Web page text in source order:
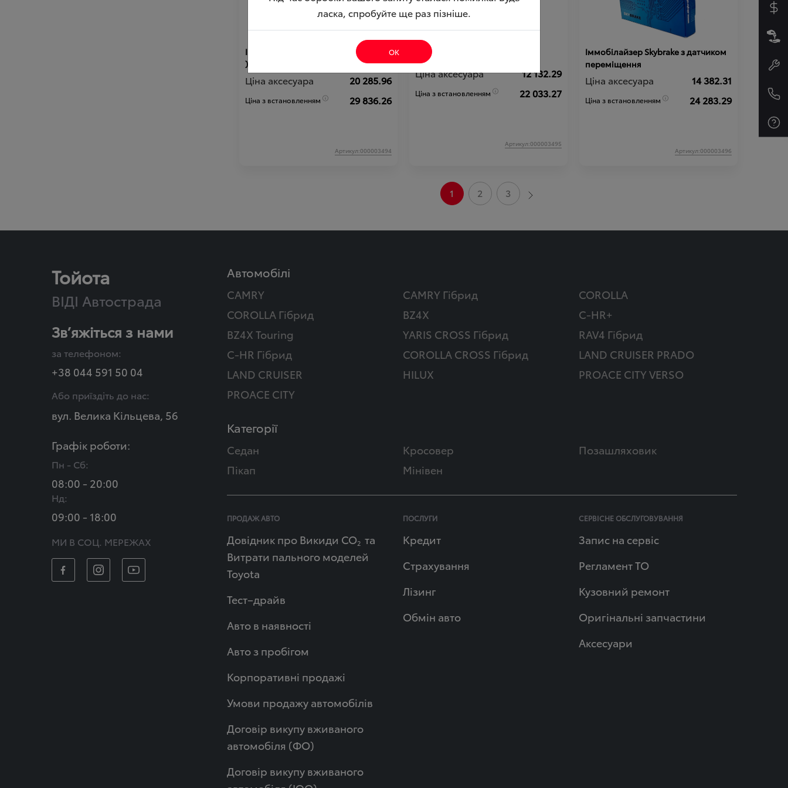
Iммобiлайзер SEO CANblu ( 2 мітка
)
Ціна аксесуара 20 285.96
Ціна з встановленням 29 836.26
Артикул:000003494
Іммобілайзер Skybrake
Ціна аксесуара 12 132.29
Ціна з встановленням 22 033.27
Артикул:000003495
Іммобілайзер Skybrake з датчиком
переміщення
Ціна аксесуара 14 382.31
Ціна з встановленням 24 283.29
Артикул:000003496
1 2 3
Тойота
ВІДІ Автострада
Зв’яжіться з нами
за телефоном:
+38 044 591 50 04
Або приїздіть до нас:
вул. Велика Кільцева, 56
Графік роботи:
Пн - Сб:
08:00 - 20:00
Нд:
09:00 - 18:00
МИ В СОЦ. МЕРЕЖАХ
Автомобілі
CAMRY CAMRY Гібрид
COROLLA
COROLLA Гібрид
BZ4X
C-HR+
BZ4X Touring
YARIS CROSS Гібрид
RAV4 Гібрид
C-HR Гібрид
COROLLA CROSS Гібрид
LAND CRUISER PRADO
LAND CRUISER
HILUX
PROACE CITY VERSO
PROACE CITY
Категорії
Седан Кросовер
Позашляховик
Пікап
Мінівен
ПРОДАЖ АВТО
Довідник про Викиди СО2 та
Витрати пального моделей
Toyota
Тест–драйв
Авто в наявності
Авто з пробігом
Корпоративні продажі
Умови продажу автомобілів
Договір викупу вживаного
автомобіля (ФО)
Договір викупу вживаного
ПОСЛУГИ
Кредит
Страхування
Лізинг
Обмін авто
СЕРВІСНЕ ОБСЛУГОВУВАННЯ
Запис на сервіс
Регламент ТО
Кузовний ремонт
Оригінальні запчастини
Аксесуари
ласка, спробуйте ще раз пізніше.
ОК